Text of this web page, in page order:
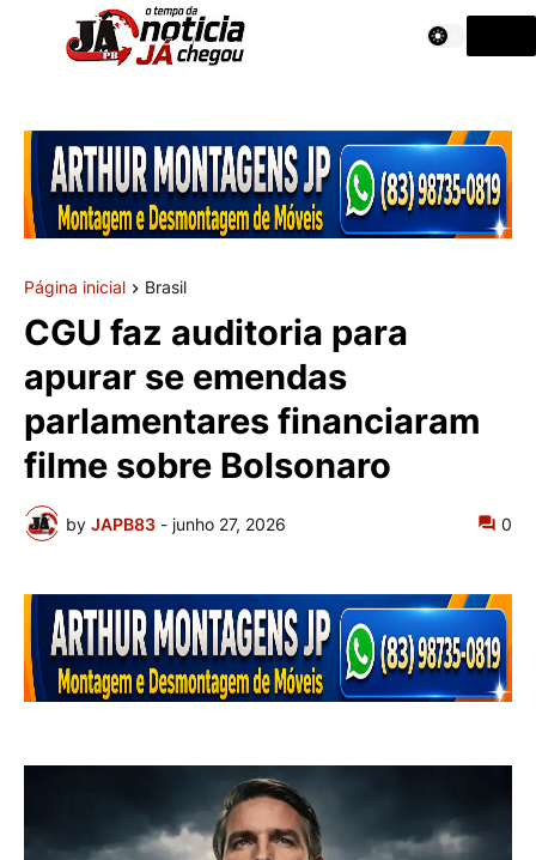
Página inicial Brasil
CGU faz auditoria para
apurar se emendas
parlamentares financiaram
filme sobre Bolsonaro
by JAPB83 - junho 27, 2026 0